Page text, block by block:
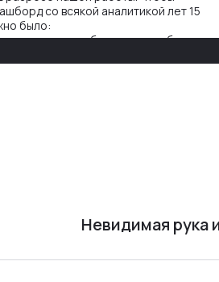
со всякой аналитикой лет 15
было:
данные в одну базу и разгребать их
все ручками
Невидимая рука